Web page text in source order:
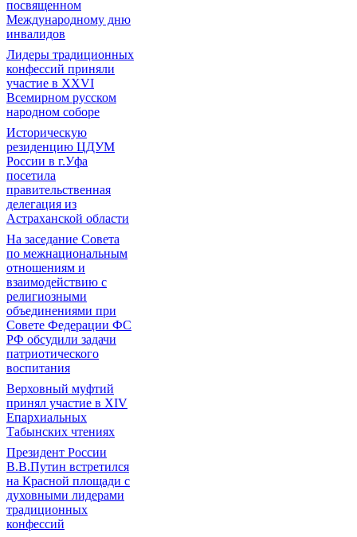
посвященном
Международному дню
инвалидов
Лидеры традиционных
конфессий приняли
участие в XXVI
Всемирном русском
народном соборе
Историческую
резиденцию ЦДУМ
России в г.Уфа
посетила
правительственная
делегация из
Астраханской области
На заседание Совета
по межнациональным
отношениям и
взаимодействию с
религиозными
объединениями при
Совете Федерации ФС
РФ обсудили задачи
патриотического
воспитания
Верховный муфтий
принял участие в ХIV
Епархиальных
Табынских чтениях
Президент России
В.В.Путин встретился
на Красной площади с
духовными лидерами
традиционных
конфессий